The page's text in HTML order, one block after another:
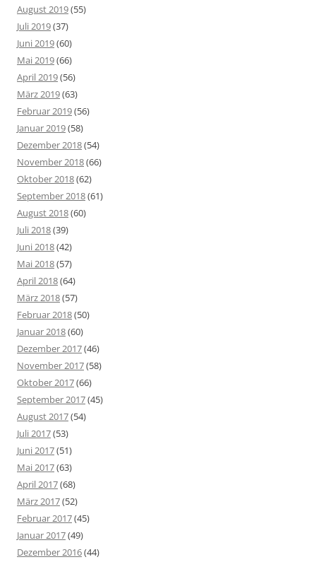
August 2019(55)
Juli 2019(37)
Juni 2019(60)
Mai 2019(66)
April 2019(56)
März 2019(63)
Februar 2019(56)
Januar 2019(58)
Dezember 2018(54)
November 2018(66)
Oktober 2018(62)
September 2018(61)
August 2018(60)
Juli 2018(39)
Juni 2018(42)
Mai 2018(57)
April 2018(64)
März 2018(57)
Februar 2018(50)
Januar 2018(60)
Dezember 2017(46)
November 2017(58)
Oktober 2017(66)
September 2017(45)
August 2017(54)
Juli 2017(53)
Juni 2017(51)
Mai 2017(63)
April 2017(68)
März 2017(52)
Februar 2017(45)
Januar 2017(49)
Dezember 2016(44)